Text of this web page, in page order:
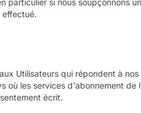
si nous soupçonnons
effectué.
Utilisateurs qui répondent à
les services d'abonnement
écrit.